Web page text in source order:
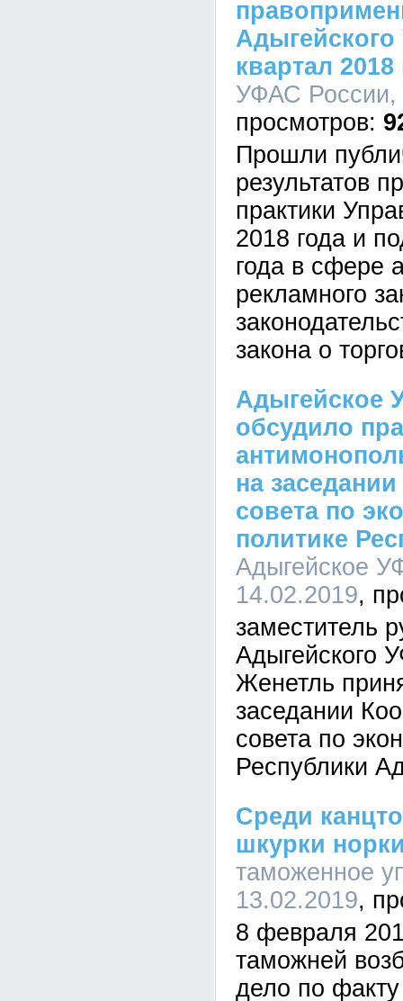
квартал 2018
УФАС России,
Прошли
результатов
практики
2018 года и
года в сфере
рекламного
закона о
Адыгейское
обсудило
на
совета по
политике
Адыгейское
14.02.2019
заместитель
Адыгейского
Женетль
заседании
совета по
Республики
Среди
шкурки
таможенное
13.02.2019
8 февраля
таможней
дело по